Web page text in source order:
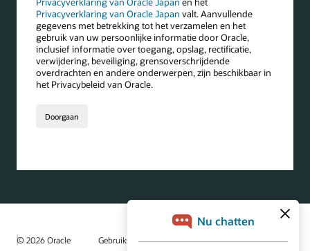
© 2026 Oracle Gebruiksvoorwaarden en privacy